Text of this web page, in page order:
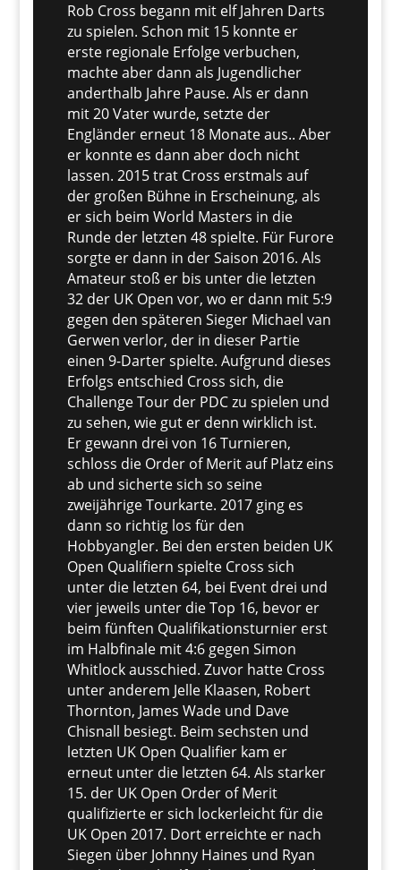
Rob Cross begann mit elf Jahren Darts
zu spielen. Schon mit 15 konnte er
erste regionale Erfolge verbuchen,
machte aber dann als Jugendlicher
anderthalb Jahre Pause. Als er dann
mit 20 Vater wurde, setzte der
Engländer erneut 18 Monate aus.. Aber
er konnte es dann aber doch nicht
lassen. 2015 trat Cross erstmals auf
der großen Bühne in Erscheinung, als
er sich beim World Masters in die
Runde der letzten 48 spielte. Für Furore
sorgte er dann in der Saison 2016. Als
Amateur stoß er bis unter die letzten
32 der UK Open vor, wo er dann mit 5:9
gegen den späteren Sieger Michael van
Gerwen verlor, der in dieser Partie
einen 9-Darter spielte. Aufgrund dieses
Erfolgs entschied Cross sich, die
Challenge Tour der PDC zu spielen und
zu sehen, wie gut er denn wirklich ist.
Er gewann drei von 16 Turnieren,
schloss die Order of Merit auf Platz eins
ab und sicherte sich so seine
zweijährige Tourkarte. 2017 ging es
dann so richtig los für den
Hobbyangler. Bei den ersten beiden UK
Open Qualifiern spielte Cross sich
unter die letzten 64, bei Event drei und
vier jeweils unter die Top 16, bevor er
beim fünften Qualifikationsturnier erst
im Halbfinale mit 4:6 gegen Simon
Whitlock ausschied. Zuvor hatte Cross
unter anderem Jelle Klaasen, Robert
Thornton, James Wade und Dave
Chisnall besiegt. Beim sechsten und
letzten UK Open Qualifier kam er
erneut unter die letzten 64. Als starker
15. der UK Open Order of Merit
qualifizierte er sich lockerleicht für die
UK Open 2017. Dort erreichte er nach
Siegen über Johnny Haines und Ryan